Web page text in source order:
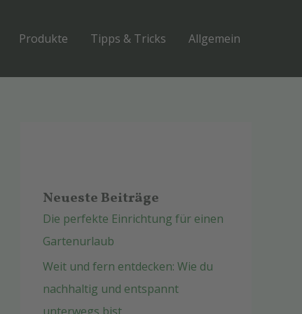
Produkte Tipps & Tricks Allgemein
Neueste Beiträge
Die perfekte Einrichtung für einen
Gartenurlaub
Weit und fern entdecken: Wie du
nachhaltig und entspannt